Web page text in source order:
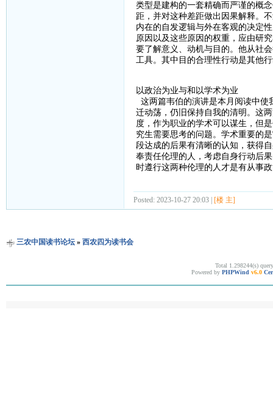
类型是建构的一套精确而严谨的概
距，并对这种差距做出因果解释。
内在的自发逻辑与外在客观的决定
原因以及这些原因的权重，应由研
要了解意义、动机与目的。他从社
工具。其中目的合理性行动是其他
以政治为业与和以学术为业
这两篇韦伯的演讲是本月阅读中
迁动荡，仍旧保持自我的清明。这
度，作为职业的学术可以谋生，但
究生需要思考的问题。学术重要的
段达成的后果有清晰的认知，获得
奉责任伦理的人，考虑自身行动后
时遵行这两种伦理的人才是有从事
Posted: 2023-10-27 20:03 | [楼 主]
三农中国读书论坛» 西农四为读书会
Total 1.298244(s)
Powered by PHPWind v6.0